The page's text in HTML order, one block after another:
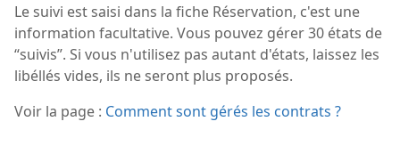
Le suivi est saisi dans la fiche Réservation, c'est une
information facultative. Vous pouvez gérer 30 états de
“suivis”. Si vous n'utilisez pas autant d'états, laissez les
libéllés vides, ils ne seront plus proposés.
Voir la page : Comment sont gérés les contrats ?